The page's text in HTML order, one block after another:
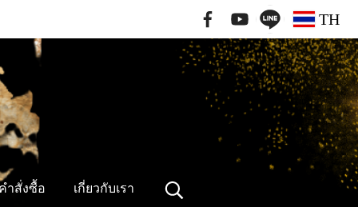
TH
ำสั่งซื้อ เกี่ยวกับเรา